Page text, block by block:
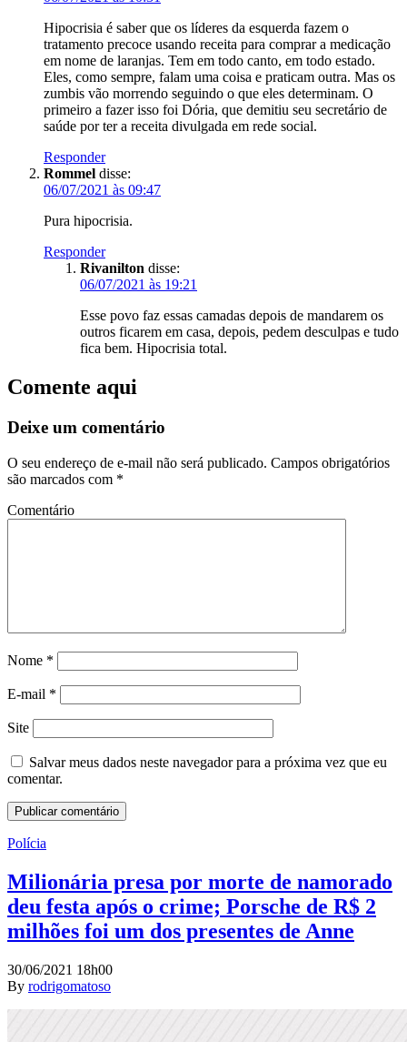
Hipocrisia é saber que os líderes da esquerda fazem o
tratamento precoce usando receita para comprar a medicação
em nome de laranjas. Tem em todo canto, em todo estado.
Eles, como sempre, falam uma coisa e praticam outra. Mas os
zumbis vão morrendo seguindo o que eles determinam. O
primeiro a fazer isso foi Dória, que demitiu seu secretário de
saúde por ter a receita divulgada em rede social.
Responder
Rommel disse:
06/07/2021 às 09:47
Pura hipocrisia.
Responder
Rivanilton disse:
06/07/2021 às 19:21
Esse povo faz essas camadas depois de mandarem os
outros ficarem em casa, depois, pedem desculpas e tudo
fica bem. Hipocrisia total.
Comente aqui
Deixe um comentário
O seu endereço de e-mail não será publicado. Campos obrigatórios
são marcados com *
Comentário
Nome *
E-mail *
Site
Salvar meus dados neste navegador para a próxima vez que eu
comentar.
Polícia
Milionária presa por morte de namorado
deu festa após o crime; Porsche de R$ 2
milhões foi um dos presentes de Anne
30/06/2021 18h00
By rodrigomatoso